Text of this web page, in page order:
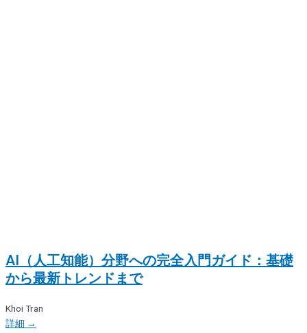
AI（人工知能）分野への完全入門ガイド：基礎
から最新トレンドまで
Khoi Tran
詳細 →